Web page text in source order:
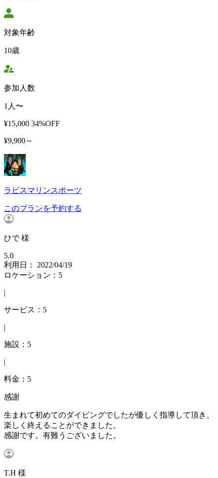
対象年齢
10歳
参加人数
1人〜
¥15,000 34%OFF
¥9,900～
ラピスマリンスポーツ
このプランを予約する
ひで 様
5.0
利用日： 2022/04/19
ロケーション：5
|
サービス：5
|
施設：5
|
料金：5
感謝
生まれて初めてのダイビングでしたが優しく指導して頂き、
楽しく終えることができました。
感謝です。有難うございました。
T.H 様